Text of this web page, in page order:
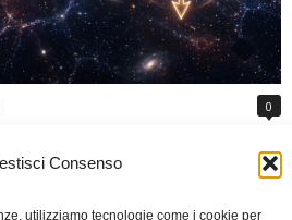
Consenso
utilizziamo tecnologie come i cookie per
0
mostrare correlazioni che sembrano ignorare
e i teoremi di Bell hanno escluso le
Nonostante ciò, l'entanglement non